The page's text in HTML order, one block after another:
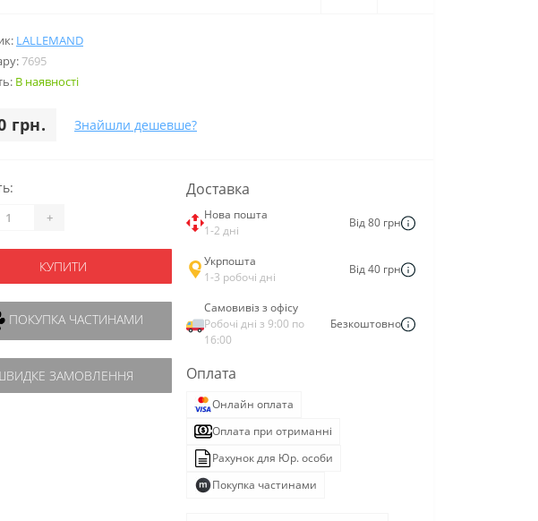
LALLEMAND
7695
В наявності
грн. Знайшли дешевше?
+
КУПИТИ
ПОКУПКА ЧАСТИНАМИ
ЗАМОВЛЕННЯ
Доставка
Нова пошта
1-2 дні
Від 80 грн
Укрпошта
1-3 робочі дні
Від 40 грн
Самовивіз з офісу
Робочі дні з 9:00 по
16:00
Безкоштовно
Оплата
Онлайн оплата
Оплата при отриманні
Рахунок для Юр. особи
Покупка частинами